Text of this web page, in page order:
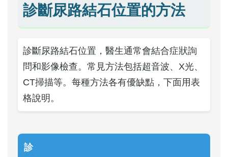
診斷尿路結石位置的方法
診斷尿路結石位置，醫生通常會結合症狀詢
問和影像檢查。常見方法包括超音波、X光、
CT掃描等。每種方法各有優缺點，下面用表
格說明。
診